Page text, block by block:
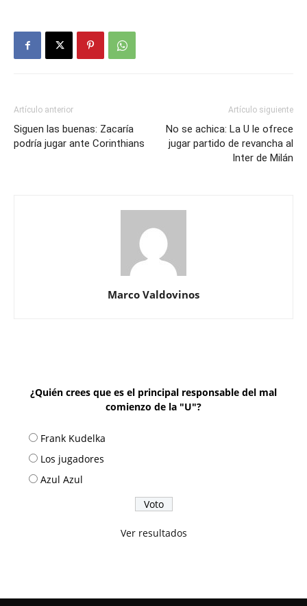
Artículo anterior
Siguen las buenas: Zacaría
podría jugar ante Corinthians
Artículo siguiente
No se achica: La U le ofrece
jugar partido de revancha al
Inter de Milán
Marco Valdovinos
¿Quién crees que es el principal responsable del mal
comienzo de la "U"?
Frank Kudelka
Los jugadores
Azul Azul
Ver resultados